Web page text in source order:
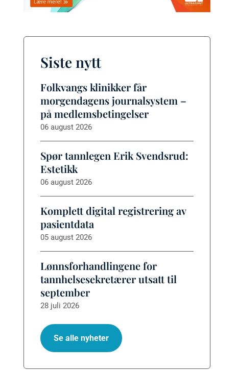
Siste nytt
Folkvangs klinikker får
morgendagens journalsystem –
på medlemsbetingelser
06 august 2026
Spør tannlegen Erik Svendsrud:
Estetikk
06 august 2026
Komplett digital registrering av
pasientdata
05 august 2026
Lønnsforhandlingene for
tannhelsesekretærer utsatt til
september
28 juli 2026
Se alle nyheter